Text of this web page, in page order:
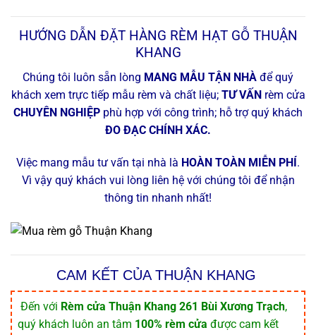
HƯỚNG DẪN ĐẶT HÀNG RÈM HẠT GỖ THUẬN
KHANG
Chúng tôi luôn sẵn lòng MANG MẪU TẬN NHÀ để quý
khách xem trực tiếp mẫu rèm và chất liệu; TƯ VẤNrèm cửa
CHUYÊN NGHIỆP phù hợp với công trình; hỗ trợ quý khách
ĐO ĐẠC CHÍNH XÁC.
Việc mang mẫu tư vấn tại nhà là HOÀN TOÀN MIỄN PHÍ.
Vì vậy quý khách vui lòng liên hệ với chúng tôi để nhận
thông tin nhanh nhất!
CAM KẾT CỦA THUẬN KHANG
️ Đến với Rèm cửa Thuận Khang 261 Bùi Xương Trạch,
quý khách luôn an tâm 100% rèm cửa được cam kết